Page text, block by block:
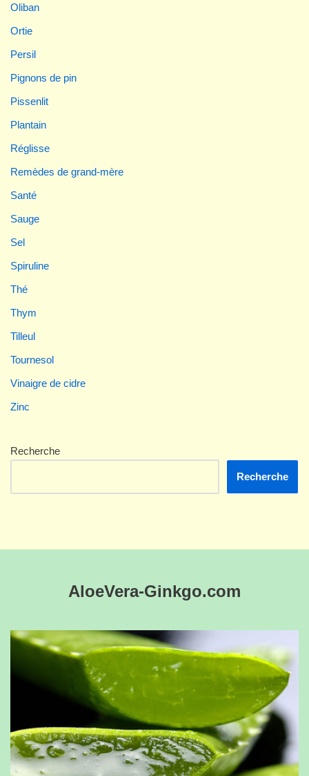
Oliban
Ortie
Persil
Pignons de pin
Pissenlit
Plantain
Réglisse
Remèdes de grand-mère
Santé
Sauge
Sel
Spiruline
Thé
Thym
Tilleul
Tournesol
Vinaigre de cidre
Zinc
Recherche
Recherche
AloeVera-Ginkgo.com